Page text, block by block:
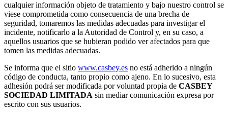
cualquier información objeto de tratamiento y bajo nuestro control se
viese comprometida como consecuencia de una brecha de
seguridad, tomaremos las medidas adecuadas para investigar el
incidente, notificarlo a la Autoridad de Control y, en su caso, a
aquellos usuarios que se hubieran podido ver afectados para que
tomen las medidas adecuadas.
Se informa que el sitio www.casbey.es no está adherido a ningún
código de conducta, tanto propio como ajeno. En lo sucesivo, esta
adhesión podrá ser modificada por voluntad propia de CASBEY
SOCIEDAD LIMITADA sin mediar comunicación expresa por
escrito con sus usuarios.